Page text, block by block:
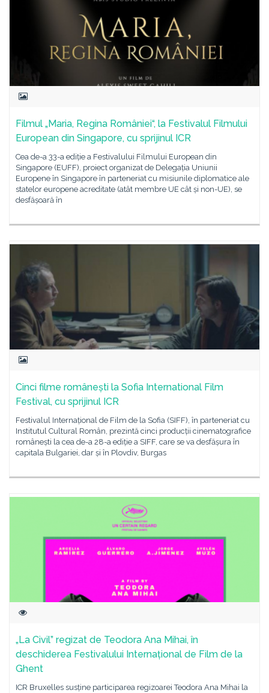
Filmul „Maria, Regina României“, la Festivalul Filmului
European din Singapore, cu sprijinul ICR
Cea de-a 33-a ediție a Festivalului Filmului European din
Singapore (EUFF), proiect organizat de Delegația Uniunii
Europene în Singapore în parteneriat cu misiunile diplomatice ale
statelor europene acreditate (atât membre UE cât și non-UE), se
desfășoară în
Cinci filme românești la Sofia International Film
Festival, cu sprijinul ICR
Festivalul Internațional de Film de la Sofia (SIFF), în parteneriat cu
Institutul Cultural Român, prezintă cinci producții cinematografice
românești la cea de-a 28-a ediție a SIFF, care se va desfășura în
capitala Bulgariei, dar și în Plovdiv, Burgas
„La Civil” regizat de Teodora Ana Mihai, în
deschiderea Festivalului Internațional de Film de la
Ghent
ICR Bruxelles susține participarea regizoarei Teodora Ana Mihai la